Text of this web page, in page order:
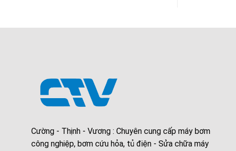
Cường - Thịnh - Vương : Chuyên cung cấp máy bơm
công nghiệp, bơm cứu hỏa, tủ điện - Sửa chữa máy